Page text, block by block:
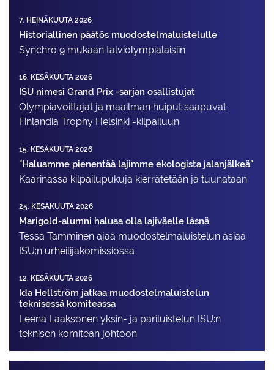
7. HEINÄKUUTA 2026
Historiallinen päätös muodostelmaluistelulle
Synchro 9 mukaan talviolympialaisiin
16. KESÄKUUTA 2026
ISU nimesi Grand Prix -sarjan osallistujat
Olympiavoittajat ja maailman huiput saapuvat
Finlandia Trophy Helsinki -kilpailuun
15. KESÄKUUTA 2026
"Haluamme pienentää lajimme ekologista jalanjälkeä"
Kaarinassa kilpailupukuja kierrätetään ja tuunataan
25. KESÄKUUTA 2026
Marigold-alumni haluaa olla lajiväelle läsnä
Tessa Tamminen ajaa muodostelma­luistelun asiaa
ISU:n urheilija­komissiossa
12. KESÄKUUTA 2026
Ida Hellström jatkaa muodostelmaluistelun
teknisessä komiteassa
Leena Laaksonen yksin- ja pariluistelun ISU:n
teknisen komitean johtoon